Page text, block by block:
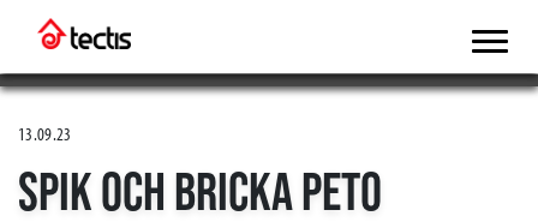
13.09.23
SPIK OCH BRICKA PETO